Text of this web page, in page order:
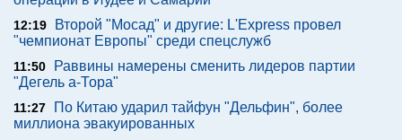
12:19
Второй "Мосад" и другие: L'Express провел
"чемпионат Европы" среди спецслужб
11:50
Раввины намерены сменить лидеров партии
"Дегель а-Тора"
11:27
По Китаю ударил тайфун "Дельфин", более
миллиона эвакуированных